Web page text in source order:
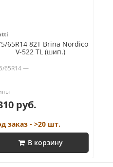
65R14 82T Brina Nordico
V-522 TL (шип.)
65R14 —
руб.
заказ - >20 шт.
В корзину